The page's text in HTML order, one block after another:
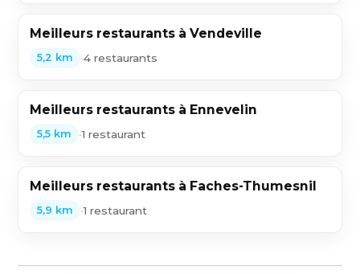
Meilleurs restaurants à Vendeville
5,2 km •4 restaurants
Meilleurs restaurants à Ennevelin
5,5 km •1 restaurant
Meilleurs restaurants à Faches-Thumesnil
5,9 km •1 restaurant